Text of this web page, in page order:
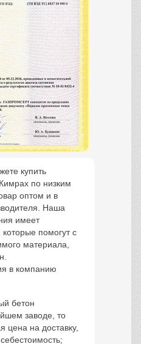
купить
по низким
оптом и в
Наша
имеет
помогут с
материала,
в компанию
бетон
заводе, то
цена на доставку,